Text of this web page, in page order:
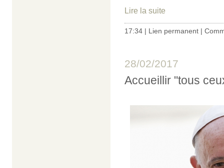
Lire la suite
17:34 | Lien permanent |
28/02/2017
Accueillir "tous